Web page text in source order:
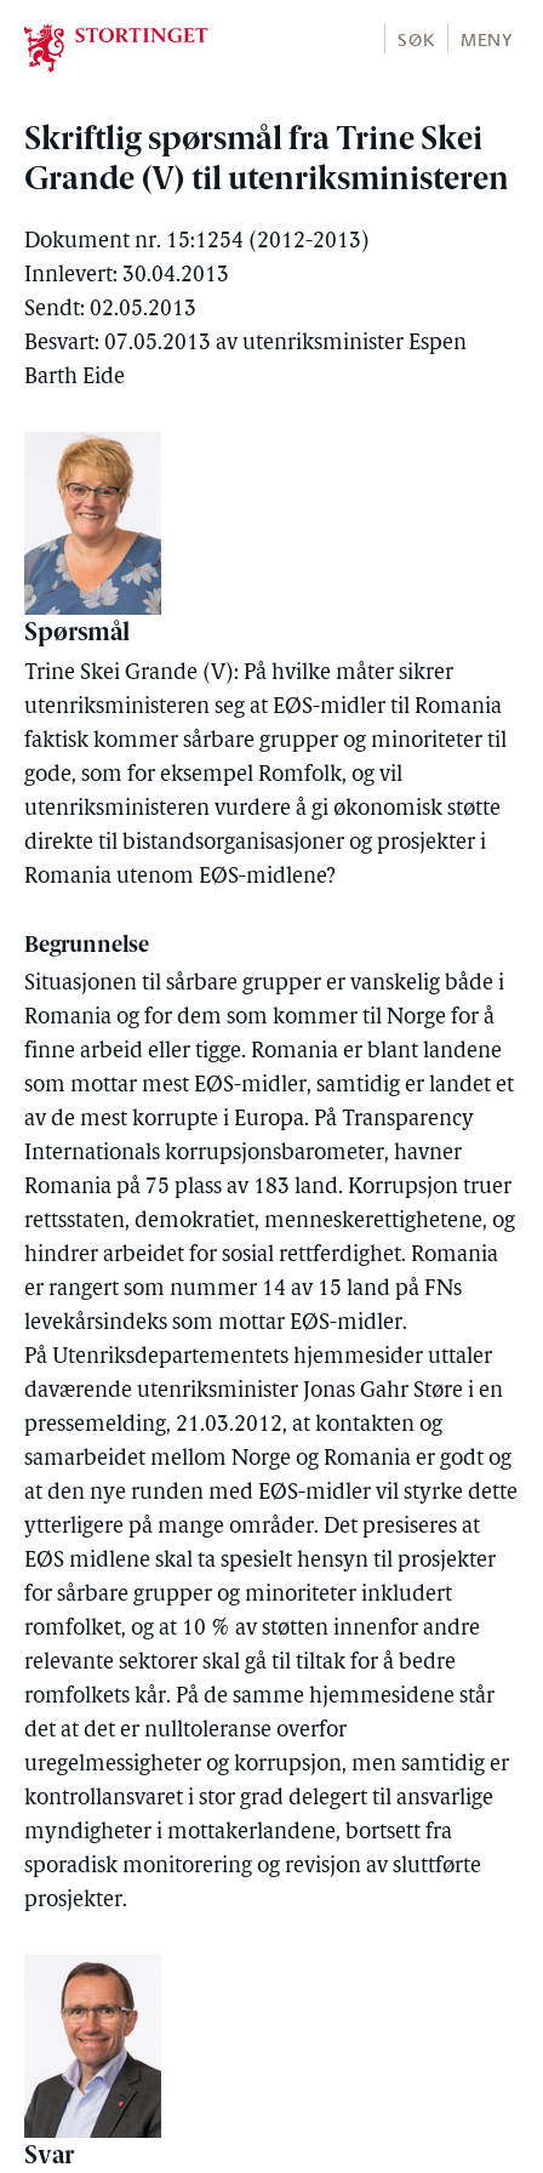
Stortinget.no
SØK MENY
Skriftlig spørsmål fra Trine Skei
Grande (V) til utenriksministeren
Dokument nr. 15:1254 (2012-2013)
Innlevert: 30.04.2013
Sendt: 02.05.2013
Besvart: 07.05.2013 av utenriksminister Espen
Barth Eide
Spørsmål
Trine Skei Grande (V): På hvilke måter sikrer
utenriksministeren seg at EØS-midler til Romania
faktisk kommer sårbare grupper og minoriteter til
gode, som for eksempel Romfolk, og vil
utenriksministeren vurdere å gi økonomisk støtte
direkte til bistandsorganisasjoner og prosjekter i
Romania utenom EØS-midlene?
Begrunnelse
Situasjonen til sårbare grupper er vanskelig både i
Romania og for dem som kommer til Norge for å
finne arbeid eller tigge. Romania er blant landene
som mottar mest EØS-midler, samtidig er landet et
av de mest korrupte i Europa. På Transparency
Internationals korrupsjonsbarometer, havner
Romania på 75 plass av 183 land. Korrupsjon truer
rettsstaten, demokratiet, menneskerettighetene, og
hindrer arbeidet for sosial rettferdighet. Romania
er rangert som nummer 14 av 15 land på FNs
levekårsindeks som mottar EØS-midler.
På Utenriksdepartementets hjemmesider uttaler
daværende utenriksminister Jonas Gahr Støre i en
pressemelding, 21.03.2012, at kontakten og
samarbeidet mellom Norge og Romania er godt og
at den nye runden med EØS-midler vil styrke dette
ytterligere på mange områder. Det presiseres at
EØS midlene skal ta spesielt hensyn til prosjekter
for sårbare grupper og minoriteter inkludert
romfolket, og at 10 % av støtten innenfor andre
relevante sektorer skal gå til tiltak for å bedre
romfolkets kår. På de samme hjemmesidene står
det at det er nulltoleranse overfor
uregelmessigheter og korrupsjon, men samtidig er
kontrollansvaret i stor grad delegert til ansvarlige
myndigheter i mottakerlandene, bortsett fra
sporadisk monitorering og revisjon av sluttførte
prosjekter.
Svar